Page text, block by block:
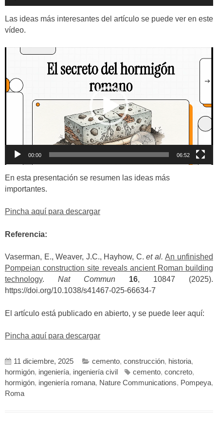
audio
Las ideas más interesantes del artículo se puede ver en este
vídeo.
Reproductor
00:00 06:52
En esta presentación se resumen las ideas más
importantes.
Pincha aquí para descargar
Referencia:
Vaserman, E., Weaver, J.C., Hayhow, C.et al. An unfinished
Pompeian construction site reveals ancient Roman building
technology. Nat Commun 16, 10847 (2025).
https://doi.org/10.1038/s41467-025-66634-7
El artículo está publicado en abierto, y se puede leer aquí:
Pincha aquí para descargar
11 diciembre, 2025 cemento, construcción, historia,
hormigón, ingeniería, ingeniería civil cemento, concreto,
hormigón, ingeniería romana, Nature Communications, Pompeya,
Roma